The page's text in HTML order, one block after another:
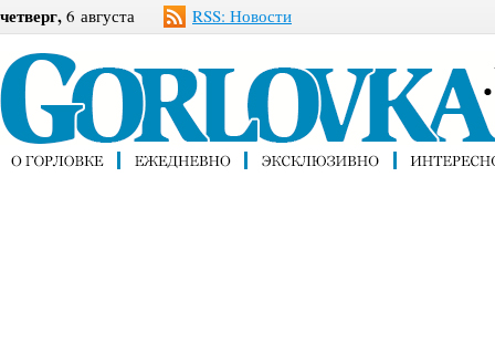
четверг, 6 августа RSS: Новости